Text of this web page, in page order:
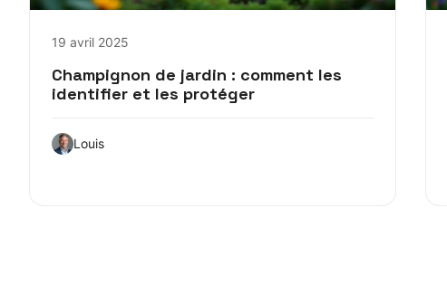
19 avril 2025
Champignon de jardin : comment les
identifier et les protéger
Louis